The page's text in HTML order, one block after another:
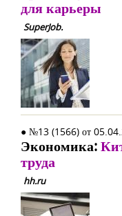
для карьеры
SuperJob.
● №13 (1566) от
Экономика:
труда
hh.ru